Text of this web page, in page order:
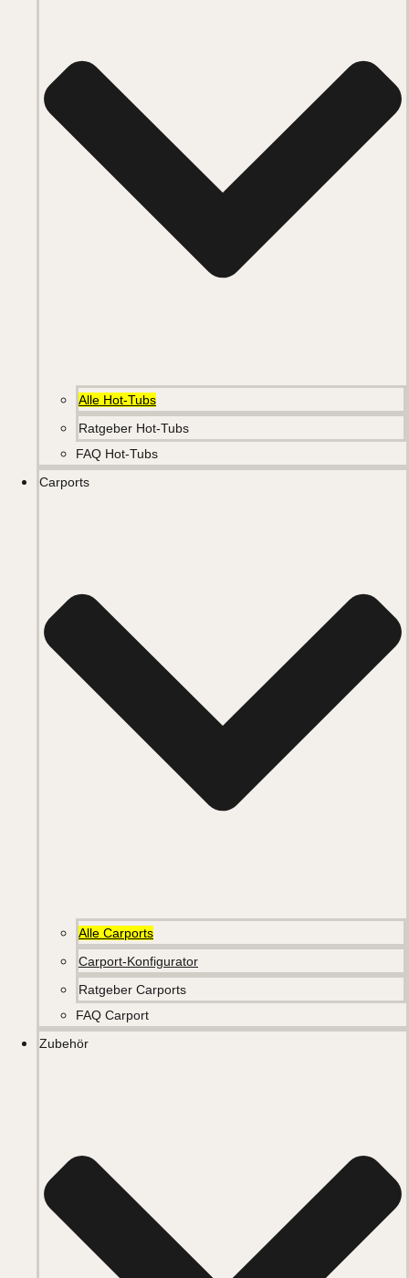
Alle Hot-Tubs
Ratgeber Hot-Tubs
FAQ Hot-Tubs
Carports
Alle Carports
Carport-Konfigurator
Ratgeber Carports
FAQ Carport
Zubehör